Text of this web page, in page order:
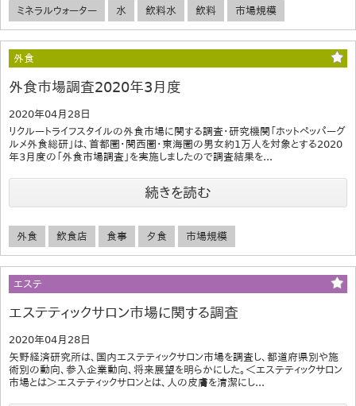
ミネラルウォーター 水 飲料水 飲料 市場規模
外食
外食市場調査2020年3月度
2020年04月28日
リクルートライフスタイルの外食市場に関する調査・研究機関「ホットペッパーグ
ルメ外食総研」は、首都圏・関西圏・東海圏の男女約1万人を対象とする2020
年3月度の「外食市場調査」を実施しましたので調査結果を...
続きを読む
外食 飲食店 食事 夕食 市場規模
エステ
エステティックサロン市場に関する調査
2020年04月28日
矢野経済研究所は、国内エステティックサロン市場を調査し、都道府県別や施
術別の動向、参入企業動向、将来展望を明らかにした。＜エステティックサロン
市場とは＞エステティックサロンとは、人の皮膚を清潔にし...